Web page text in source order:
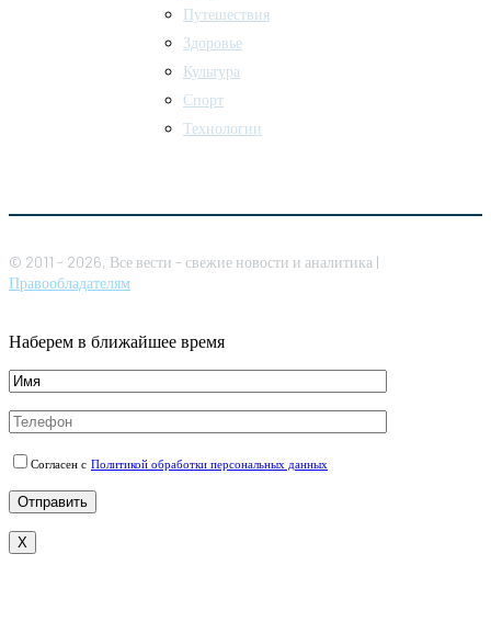
Путешествия
Здоровье
Культура
Спорт
Технологии
© 2011 - 2026, Все вести - свежие новости и аналитика |
Правообладателям
Наберем в ближайшее время
Согласен с Политикой обработки персональных данных
X